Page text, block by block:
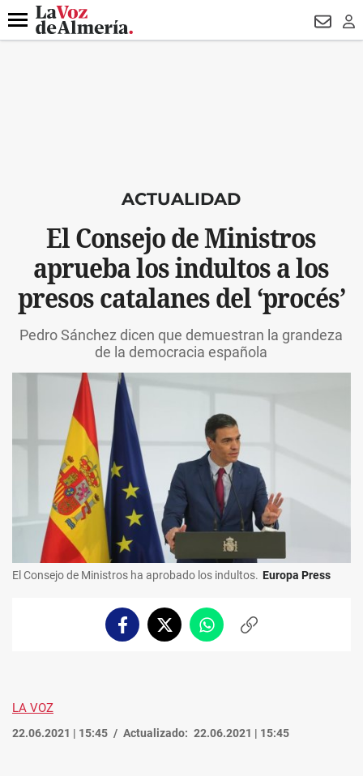
DESTACADO MANUEL
Menú
ACTUALIDAD
El Consejo de Ministros
aprueba los indultos a los
presos catalanes del ‘procés’
Pedro Sánchez dicen que demuestran la grandeza
de la democracia española
El Consejo de Ministros ha aprobado los indultos. Europa Press
FacebookTwitterWhatsappCopiar
LA VOZ
22.06.2021 | 15:45 Actualizado: 22.06.2021 | 15:45